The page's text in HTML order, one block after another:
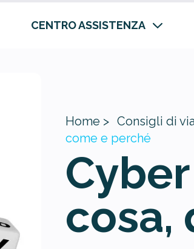
CENTRO ASSISTENZA
Home > Consigli di
come e perché
cosa,